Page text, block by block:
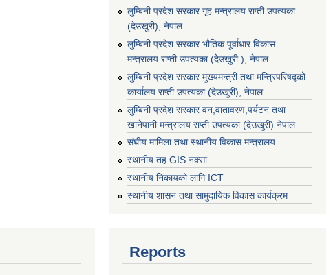
लुम्बिनी प्रदेश सरकार गृह मन्त्रालय राप्ती उपत्यका
(देउखुरी), नेपाल
लुम्बिनी प्रदेश सरकार भौतिक पूर्वाधार विकास
मन्त्रालय राप्ती उपत्यका (देउखुरी ), नेपाल
लुम्बिनी प्रदेश सरकार मुख्यमन्त्री तथा मन्त्रिपरिषद्को
कार्यालय राप्ती उपत्यका (देउखुरी), नेपाल
लुम्बिनी प्रदेश सरकार वन,वातावरण,पर्यटन तथा
खानेपानी मन्त्रालय राप्ती उपत्यका (देउखुरी) नेपाल
संघीय मामिला तथा स्थानीय विकास मन्त्रालय
स्थानीय तह GIS नक्सा
स्थानीय निकायको लागि ICT
स्थानीय शासन तथा सामुदायिक विकास कार्यक्रम
Reports